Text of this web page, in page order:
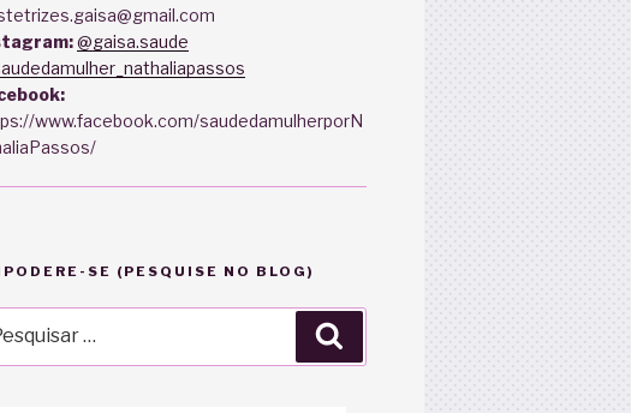
@gaisa.saude
www.facebook.com/saudedamulherporN
SE (PESQUISE NO BLOG)